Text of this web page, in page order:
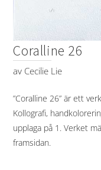
Coralline 26
av Cecilie Lie
”Coralline 26” är ett
Kollografi,
upplaga på 1. Verket
framsidan.